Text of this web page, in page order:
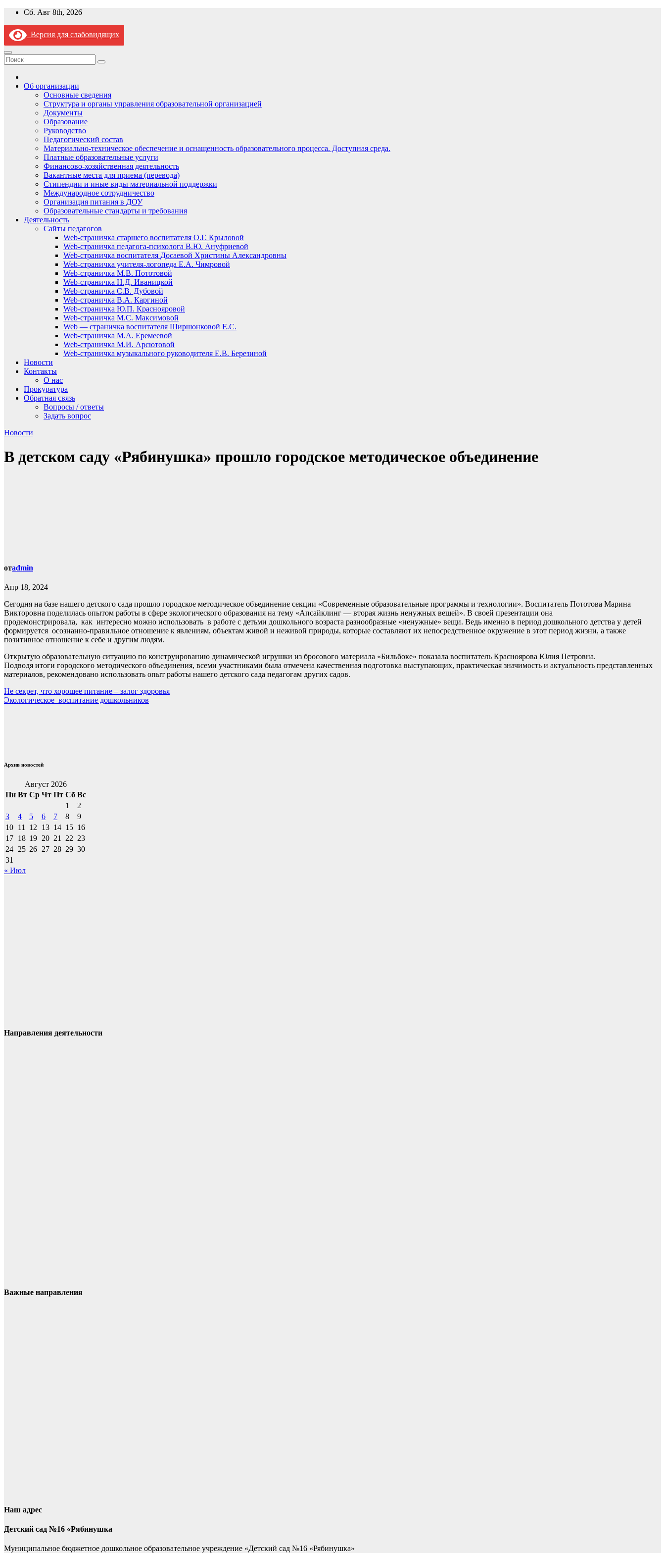
Перейти
содержимому
Сб. Авг 8th, 2026
Версия для слабовидящих
Об организации
Основные сведения
Структура и органы управления образовательной организацией
Документы
Образование
Руководство
Педагогический состав
Материально-техническое обеспечение и оснащенность образовательного процесса. Доступная среда.
Платные образовательные услуги
Финансово-хозяйственная деятельность
Вакантные места для приема (перевода)
Стипендии и иные виды материальной поддержки
Международное сотрудничество
Организация питания в ДОУ
Образовательные стандарты и требования
Деятельность
Сайты педагогов
Web-страничка старшего воспитателя О.Г. Крыловой
Web-страничка педагога-психолога В.Ю. Ануфриевой
Web-страничка воспитателя Досаевой Христины Александровны
Web-страничка учителя-логопеда Е.А. Чимровой
Web-страничка М.В. Пототовой
Web-страничка Н.Д. Иваницкой
Web-страничка С.В. Дубовой
Web-страничка В.А. Каргиной
Web-страничка Ю.П. Краснояровой
Web-страничка М.С. Максимовой
Web — страничка воспитателя Ширшонковой Е.С.
Web-страничка М.А. Еремеевой
Web-страничка М.И. Арсютовой
Web-страничка музыкального руководителя Е.В. Березиной
Новости
Контакты
О нас
Прокуратура
Обратная связь
Вопросы / ответы
Задать вопрос
Новости
В детском саду «Рябинушка» прошло городское методическое объединение
отadmin
Апр 18, 2024
Сегодня на базе нашего детского сада прошло городское методическое объединение секции «Современные образовательные программы и технологии». Воспитатель Пототова Марина
Викторовна поделилась опытом работы в сфере экологического образования на тему «Апсайклинг — вторая жизнь ненужных вещей». В своей презентации она
продемонстрировала, как интересно можно использовать в работе с детьми дошкольного возраста разнообразные «ненужные» вещи. Ведь именно в период дошкольного детства у детей
формируется осознанно-правильное отношение к явлениям, объектам живой и неживой природы, которые составляют их непосредственное окружение в этот период жизни, а также
позитивное отношение к себе и другим людям.
Открытую образовательную ситуацию по конструированию динамической игрушки из бросового материала «Бильбоке» показала воспитатель Красноярова Юлия Петровна.
Подводя итоги городского методического объединения, всеми участниками была отмечена качественная подготовка выступающих, практическая значимость и актуальность представленных
материалов, рекомендовано использовать опыт работы нашего детского сада педагогам других садов.
Навигация
по
Не секрет, что хорошее питание – залог здоровья
Экологическое воспитание дошкольников
Архив новостей
Август 2026
Пн Вт Ср Чт Пт Сб Вс
1
2
3
4 5 6 7 8
9
10 11 12 13 14 15 16
17 18 19 20 21 22 23
24 25 26 27 28 29 30
31
« Июл
Направления деятельности
Важные направления
Наш адрес
Детский сад №16 «Рябинушка
Муниципальное бюджетное дошкольное образовательное учреждение «Детский сад №16 «Рябинушка»